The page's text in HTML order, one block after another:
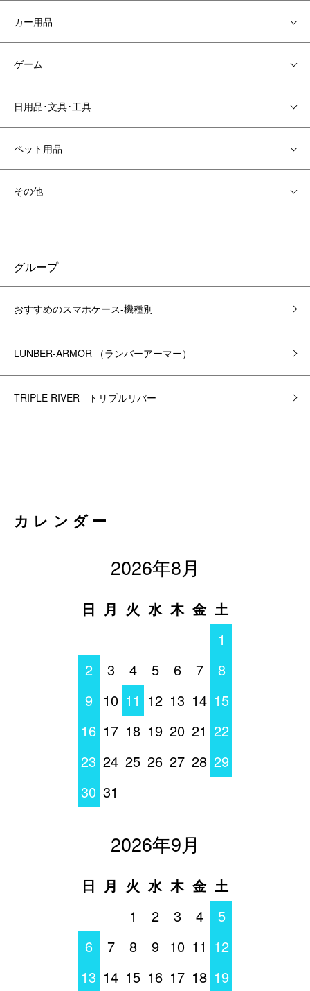
カー用品
ゲーム
日用品･文具･工具
ペット用品
その他
グループ
おすすめのスマホケース-機種別
LUNBER-ARMOR （ランバーアーマー）
TRIPLE RIVER - トリプルリバー
カレンダー
2026年8月
日 月 火 水 木 金 土
1
2
3 4 5 6 7
8
9
10 11 12 13 14 15
16 17 18 19 20 21 22
23 24 25 26 27 28 29
30 31
2026年9月
日 月 火 水 木 金 土
1
2 3 4
5
6
7 8 9 10 11 12
13 14 15 16 17 18 19